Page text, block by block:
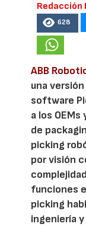
Redacción
628
ABB
una
software
a los
de
picking
por visión
funciones
picking
ingeniería